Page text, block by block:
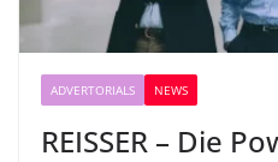
ADVERTORIALS NEWS
REISSER – Die